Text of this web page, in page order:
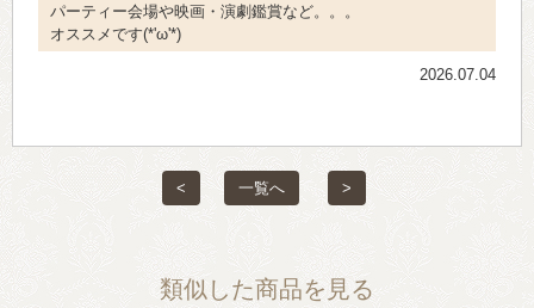
パーティー会場や映画・演劇鑑賞など。。。
オススメです(*'ω'*)
2026.07.04
< 一覧へ >
類似した商品を見る